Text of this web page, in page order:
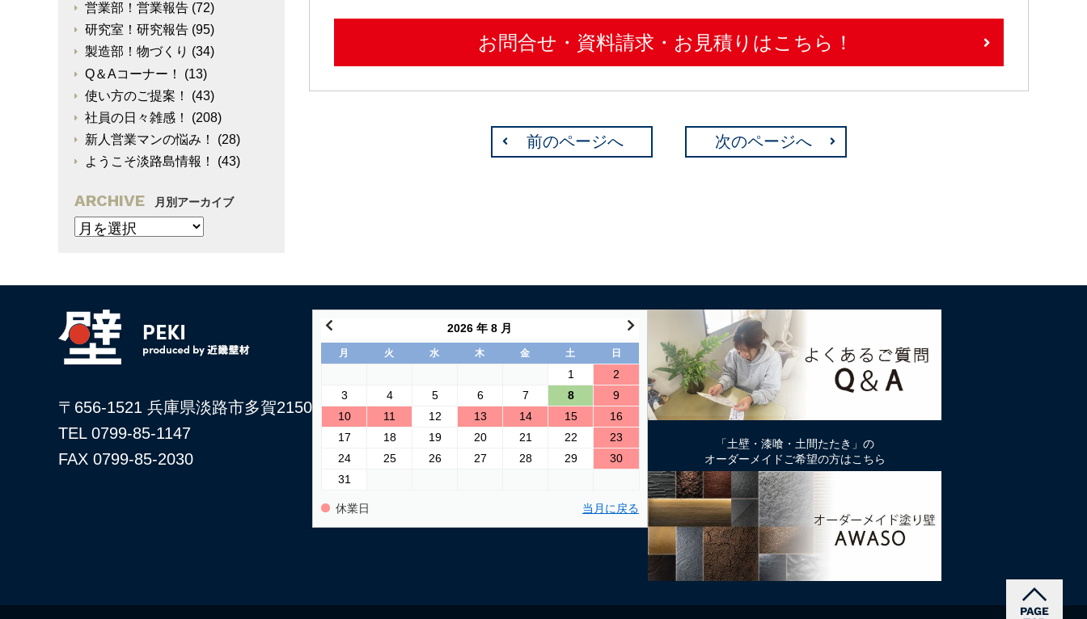
お問合せ・資料請求・お見積りはこちら！
前のページへ 次のページへ
営業部！営業報告 (72)
研究室！研究報告 (95)
製造部！物づくり (34)
Q＆Aコーナー！
(13)
使い方のご提案！
(43)
社員の日々雑感！
(208)
新人営業マンの悩み！
(28)
ようこそ淡路島情報！
(43)
ARCHIVE 月別アーカイブ
〒656-1521 兵庫県淡路市多賀2150
TEL 0799-85-1147
FAX 0799-85-2030
2026 年 8 月
月 火 水 木 金 土 日
1
2
3
4 5 6 7 8
9
10
11 12 13 14 15
16
17
18 19 20 21 22
23
24
25 26 27 28 29
30
31
休業日 当月に戻る
「土壁・漆喰・土間たたき」の
オーダーメイドご希望の方はこちら